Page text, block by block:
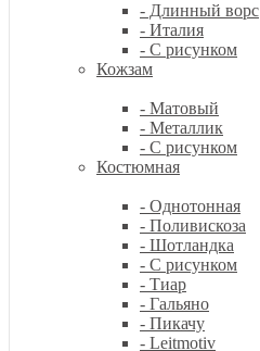
- Длинный ворс
- Италия
- С рисунком
Кожзам
- Матовый
- Металлик
- С рисунком
Костюмная
- Однотонная
- Поливискоза
- Шотландка
- С рисунком
- Тиар
- Гальяно
- Пикачу
- Leitmotiv